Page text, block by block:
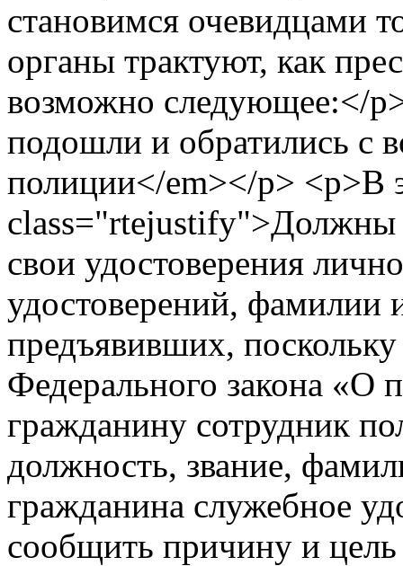
становимся очевидцами
органы трактуют, как
возможно следующее:</
подошли и обратились с
полиции</em></p> <p>В
class="rtejustify">Должны
свои удостоверения
удостоверений, фамилии
предъявивших, поскольку
Федерального закона «О
гражданину сотрудник
должность, звание,
гражданина служебное
сообщить причину и